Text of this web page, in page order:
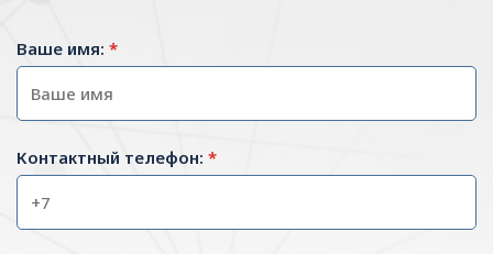
Ваше имя: *
Контактный телефон: *